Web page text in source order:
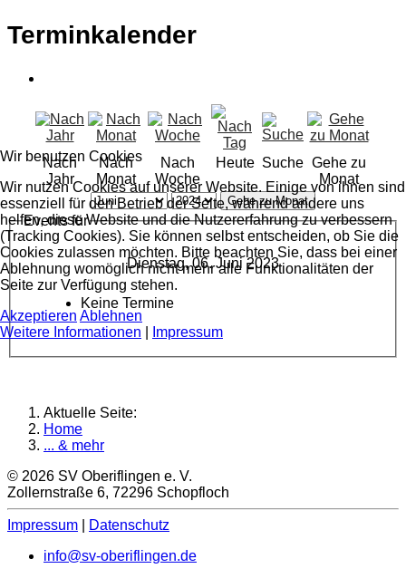
Terminkalender
Nach
Jahr
Nach
Monat
Nach
Woche
Heute Suche Gehe zu
Monat
Gehe zu Monat
Events für
Dienstag, 06. Juni 2023
Keine Termine
Aktuelle Seite:
Home
... & mehr
© 2026 SV Oberiflingen e. V.
Zollernstraße 6, 72296 Schopfloch
Impressum
Datenschutz
info@sv-oberiflingen.de
Wir benutzen Cookies
Wir nutzen Cookies auf unserer Website. Einige von ihnen sind
essenziell für den Betrieb der Seite, während andere uns
helfen, diese Website und die Nutzererfahrung zu verbessern
(Tracking Cookies). Sie können selbst entscheiden, ob Sie die
Cookies zulassen möchten. Bitte beachten Sie, dass bei einer
Ablehnung womöglich nicht mehr alle Funktionalitäten der
Seite zur Verfügung stehen.
Akzeptieren Ablehnen
Weitere Informationen
Impressum